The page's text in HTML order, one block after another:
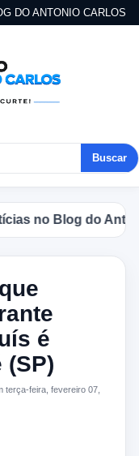
DO ANTONIO CARLOS
Buscar
no Blog do Antonio
é
(SP)
terça-feira, fevereiro 07,